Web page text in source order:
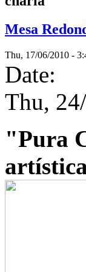
Mesa
Thu, 17/06/2010 -
Date:
Thu,
"Pura